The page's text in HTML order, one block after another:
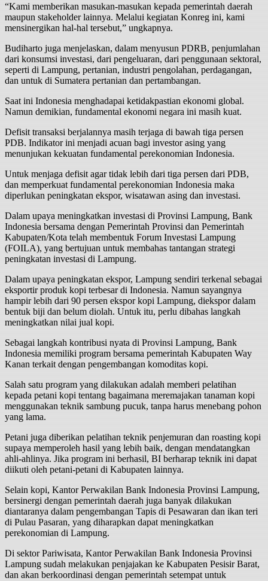
“Kami memberikan masukan-masukan kepada pemerintah daerah
maupun stakeholder lainnya. Melalui kegiatan Konreg ini, kami
mensinergikan hal-hal tersebut,” ungkapnya.
Budiharto juga menjelaskan, dalam menyusun PDRB, penjumlahan
dari konsumsi investasi, dari pengeluaran, dari penggunaan sektoral,
seperti di Lampung, pertanian, industri pengolahan, perdagangan,
dan untuk di Sumatera pertanian dan pertambangan.
Saat ini Indonesia menghadapai ketidakpastian ekonomi global.
Namun demikian, fundamental ekonomi negara ini masih kuat.
Defisit transaksi berjalannya masih terjaga di bawah tiga persen
PDB. Indikator ini menjadi acuan bagi investor asing yang
menunjukan kekuatan fundamental perekonomian Indonesia.
Untuk menjaga defisit agar tidak lebih dari tiga persen dari PDB,
dan memperkuat fundamental perekonomian Indonesia maka
diperlukan peningkatan ekspor, wisatawan asing dan investasi.
Dalam upaya meningkatkan investasi di Provinsi Lampung, Bank
Indonesia bersama dengan Pemerintah Provinsi dan Pemerintah
Kabupaten/Kota telah membentuk Forum Investasi Lampung
(FOILA), yang bertujuan untuk membahas tantangan strategi
peningkatan investasi di Lampung.
Dalam upaya peningkatan ekspor, Lampung sendiri terkenal sebagai
eksportir produk kopi terbesar di Indonesia. Namun sayangnya
hampir lebih dari 90 persen ekspor kopi Lampung, diekspor dalam
bentuk biji dan belum diolah. Untuk itu, perlu dibahas langkah
meningkatkan nilai jual kopi.
Sebagai langkah kontribusi nyata di Provinsi Lampung, Bank
Indonesia memiliki program bersama pemerintah Kabupaten Way
Kanan terkait dengan pengembangan komoditas kopi.
Salah satu program yang dilakukan adalah memberi pelatihan
kepada petani kopi tentang bagaimana meremajakan tanaman kopi
menggunakan teknik sambung pucuk, tanpa harus menebang pohon
yang lama.
Petani juga diberikan pelatihan teknik penjemuran dan roasting kopi
supaya memperoleh hasil yang lebih baik, dengan mendatangkan
ahli-ahlinya. Jika program ini berhasil, BI berharap teknik ini dapat
diikuti oleh petani-petani di Kabupaten lainnya.
Selain kopi, Kantor Perwakilan Bank Indonesia Provinsi Lampung,
bersinergi dengan pemerintah daerah juga banyak dilakukan
diantaranya dalam pengembangan Tapis di Pesawaran dan ikan teri
di Pulau Pasaran, yang diharapkan dapat meningkatkan
perekonomian di Lampung.
Di sektor Pariwisata, Kantor Perwakilan Bank Indonesia Provinsi
Lampung sudah melakukan penjajakan ke Kabupaten Pesisir Barat,
dan akan berkoordinasi dengan pemerintah setempat untuk